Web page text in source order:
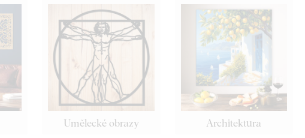
Umělecké obrazy Architektura